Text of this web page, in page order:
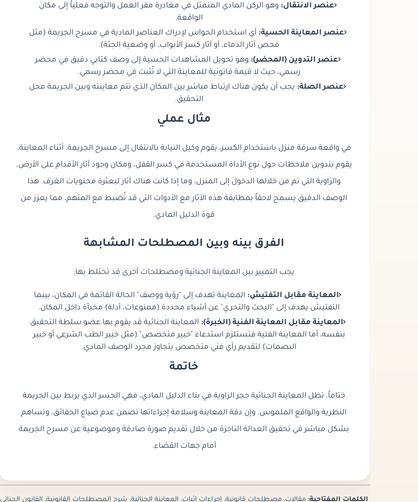
عنصر الانتقال: وهو الركن المادي المتمثل في مغادرة مقر العمل والتوجه فعلياً إلى مكان
الواقعة.
عنصر المعاينة الحسية: أي استخدام الحواس لإدراك العناصر المادية في مسرح الجريمة (مثل
فحص آثار الدماء، أو آثار كسر الأبواب، أو وضعية الجثة).
عنصر التدوين (المحضر): وهو تحويل المشاهدات الحسية إلى وصف كتابي دقيق في محضر
رسمي، حيث لا قيمة قانونية للمعاينة التي لا تُثبت في محضر رسمي.
عنصر الصلة: يجب أن يكون هناك ارتباط مباشر بين المكان الذي تتم معاينته وبين الجريمة محل
التحقيق.
مثال عملي
في واقعة سرقة منزل باستخدام الكسر، يقوم وكيل النيابة بالانتقال إلى مسرح الجريمة. أثناء المعاينة،
يقوم بتدوين ملاحظات حول نوع الأداة المستخدمة في كسر القفل، ومكان وجود آثار الأقدام على الأرض،
والزاوية التي تم من خلالها الدخول إلى المنزل، وما إذا كانت هناك آثار لبعثرة محتويات الغرف. هذا
الوصف الدقيق يسمح لاحقاً بمطابقة هذه الآثار مع الأدوات التي قد تُضبط مع المتهم، مما يعزز من
قوة الدليل المادي.
الفرق بينه وبين المصطلحات المشابهة
يجب التمييز بين المعاينة الجنائية ومصطلحات أخرى قد تختلط بها:
المعاينة مقابل التفتيش: المعاينة تهدف إلى "رؤية ووصف" الحالة القائمة في المكان، بينما
التفتيش يهدف إلى "البحث والتحري" عن أشياء محددة (ممنوعات، أدلة) مخبأة داخل المكان.
المعاينة مقابل المعاينة الفنية (الخبرة): المعاينة الجنائية قد يقوم بها عضو سلطة التحقيق
بنفسه، أما المعاينة الفنية فتستلزم استدعاء "خبير متخصص" (مثل خبير الطب الشرعي أو خبير
البصمات) لتقديم رأي فني متخصص يتجاوز مجرد الوصف المادي.
خاتمة
ختاماً، تظل المعاينة الجنائية حجر الزاوية في بناء الدليل المادي، فهي الجسر الذي يربط بين الجريمة
النظرية والواقع الملموس. وإن دقة المعاينة وسلامة إجراءاتها تضمن عدم ضياع الحقائق، وتساهم
بشكل مباشر في تحقيق العدالة الناجزة من خلال تقديم صورة صادقة وموضوعيةعن مسرح الجريمة
أمام جهات القضاء.
الكلمات المفتاحية: مقالات،مصطلحات قانونية، إجراءات إثبات، المعاينة الجنائية، شرح المصطلحات القانونية، القانون الجنائي